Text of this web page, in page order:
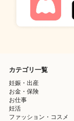
カテゴリ一覧
妊娠・出産
お金・保険
お仕事
妊活
ファッション・コスメ